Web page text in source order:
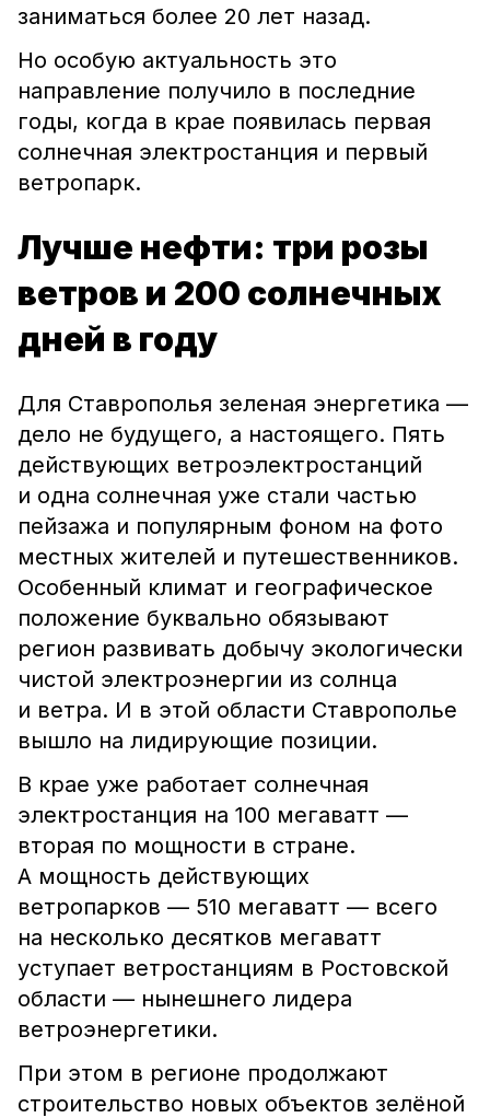
заниматься более 20 лет назад.
Но особую актуальность это
направление получило в последние
годы, когда в крае появилась первая
солнечная электростанция и первый
ветропарк.
Лучше нефти: три розы
ветров и 200 солнечных
дней в году
Для Ставрополья зеленая энергетика —
дело не будущего, а настоящего. Пять
действующих ветроэлектростанций
и одна солнечная уже стали частью
пейзажа и популярным фоном на фото
местных жителей и путешественников.
Особенный климат и географическое
положение буквально обязывают
регион развивать добычу экологически
чистой электроэнергии из солнца
и ветра. И в этой области Ставрополье
вышло на лидирующие позиции.
В крае уже работает солнечная
электростанция на 100 мегаватт —
вторая по мощности в стране.
А мощность действующих
ветропарков — 510 мегаватт — всего
на несколько десятков мегаватт
уступает ветростанциям в Ростовской
области — нынешнего лидера
ветроэнергетики.
При этом в регионе продолжают
строительство новых объектов зелёной